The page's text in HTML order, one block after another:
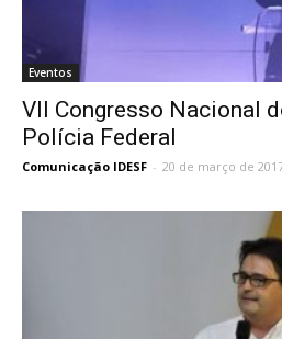
Eventos
VII Congresso Nacional
Polícia Federal
Comunicação IDESF - 20 de março de